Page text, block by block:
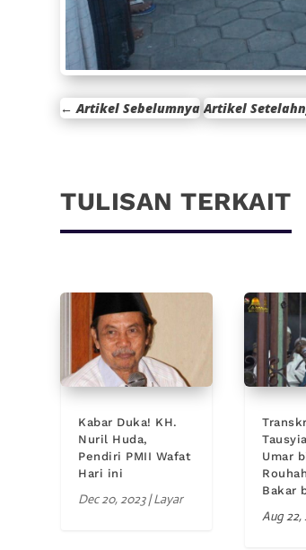
←Artikel Sebelumnya Artikel
TULISAN TERKAIT
Kabar Duka! KH.
Nuril Huda,
Pendiri PMII Wafat
Hari ini
Dec 20, 2023|Layar
Umar
Bakar
Aug 22,